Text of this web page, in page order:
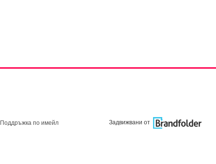
Поддръжка по имейл Задвижвани от